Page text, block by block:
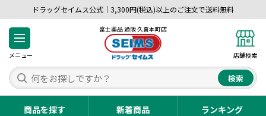
ドラッグセイムス公式｜3,300円(税込)以上のご注文で送料無料
メニュー
富士薬品 通販 久喜本町店
店舗検索
検索
商品を探す 新着商品 ランキング